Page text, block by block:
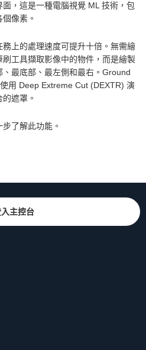
，這是一種電腦視覺 ML 技術，包
像素。
上的處理速度可提升十倍。無需繪
工具擷取影像中的物件，而是繪製
最底部、最左側和最右。Ground
用 Deep Extreme Cut (DEXTR) 演
遮罩。
步了解此功能。
主控台